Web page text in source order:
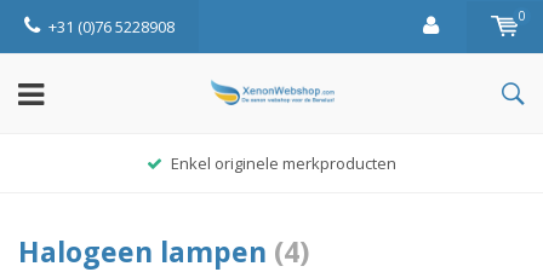
+31 (0)76 5228908 0
Enkel originele merkproducten
Halogeen lampen (4)